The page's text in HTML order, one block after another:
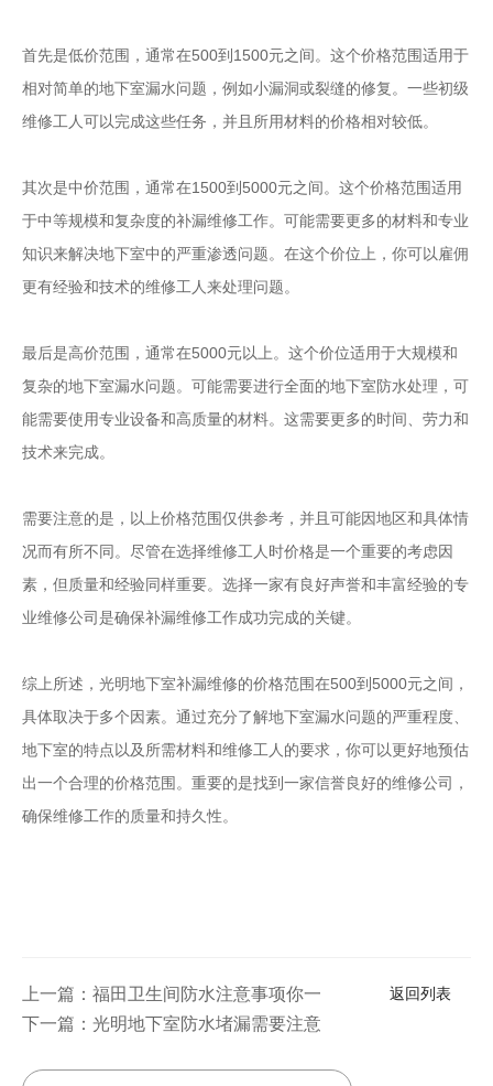
首先是低价范围，通常在500到1500元之间。这个价格范围适用于
相对简单的地下室漏水问题，例如小漏洞或裂缝的修复。一些初级
维修工人可以完成这些任务，并且所用材料的价格相对较低。
其次是中价范围，通常在1500到5000元之间。这个价格范围适用
于中等规模和复杂度的补漏维修工作。可能需要更多的材料和专业
知识来解决地下室中的严重渗透问题。在这个价位上，你可以雇佣
更有经验和技术的维修工人来处理问题。
最后是高价范围，通常在5000元以上。这个价位适用于大规模和
复杂的地下室漏水问题。可能需要进行全面的地下室防水处理，可
能需要使用专业设备和高质量的材料。这需要更多的时间、劳力和
技术来完成。
需要注意的是，以上价格范围仅供参考，并且可能因地区和具体情
况而有所不同。尽管在选择维修工人时价格是一个重要的考虑因
素，但质量和经验同样重要。选择一家有良好声誉和丰富经验的专
业维修公司是确保补漏维修工作成功完成的关键。
综上所述，光明地下室补漏维修的价格范围在500到5000元之间，
具体取决于多个因素。通过充分了解地下室漏水问题的严重程度、
地下室的特点以及所需材料和维修工人的要求，你可以更好地预估
出一个合理的价格范围。重要的是找到一家信誉良好的维修公司，
确保维修工作的质量和持久性。
上一篇：福田卫生间防水注意事项你一定要知道返回列表
下一篇：光明地下室防水堵漏需要注意事项